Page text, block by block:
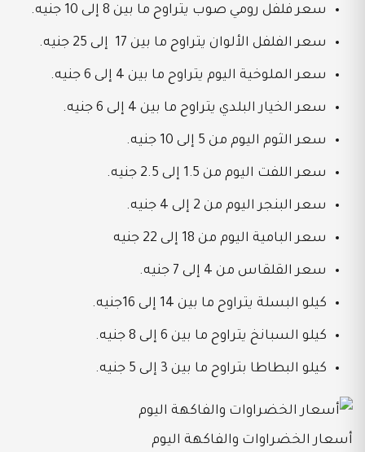
سعر فلفل رومي صوب يتراوح ما بين 8 إلى 10 جنيه.
سعر الفلفل الألوان يتراوح ما بين 17 إلى 25 جنيه.
سعر الملوخية اليوم يتراوح ما بين 4 إلى 6 جنيه.
سعر الخيار البلدي يتراوح ما بين 4 إلى 6 جنيه.
سعر الثوم اليوم من 5 إلى 10 جنيه.
سعر اللفت اليوم من 1.5 إلى 2.5 جنيه.
سعر البنجر اليوم من 2 إلى 4 جنيه.
سعر البامية اليوم من 18 إلى 22 جنيه
سعر القلقاس من 4 إلى 7 جنيه.
كيلو البسلة يتراوح ما بين 14 إلى 16جنيه.
كيلو السبانخ يتراوح ما بين 6 إلى 8 جنيه.
كيلو البطاطا بتراوح ما بين 3 إلى 5 جنيه.
أسعار الخضراوات والفاكهة اليوم